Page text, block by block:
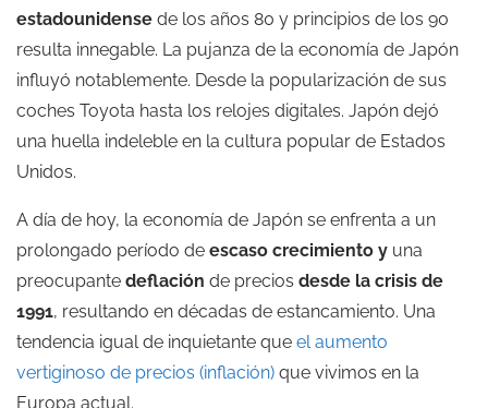
estadounidense de los años 80 y principios de los 90
resulta innegable. La pujanza de la economía de Japón
influyó notablemente. Desde la popularización de sus
coches Toyota hasta los relojes digitales. Japón dejó
una huella indeleble en la cultura popular de Estados
Unidos.
A día de hoy, la economía de Japón se enfrenta a un
prolongado período de escaso crecimiento y una
preocupante deflación de precios desde la crisis de
1991, resultando en décadas de estancamiento. Una
tendencia igual de inquietante que el aumento
vertiginoso de precios (inflación) que vivimos en la
Europa actual.